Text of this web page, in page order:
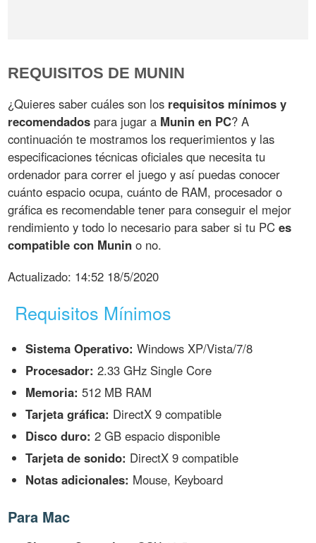
REQUISITOS DE MUNIN
¿Quieres saber cuáles son los requisitos mínimos y
recomendados para jugar a Munin en PC? A
continuación te mostramos los requerimientos y las
especificaciones técnicas oficiales que necesita tu
ordenador para correr el juego y así puedas conocer
cuánto espacio ocupa, cuánto de RAM, procesador o
gráfica es recomendable tener para conseguir el mejor
rendimiento y todo lo necesario para saber si tu PCes
compatible con Munin o no.
Actualizado: 14:52 18/5/2020
Requisitos Mínimos
Sistema Operativo: Windows XP/Vista/7/8
Procesador: 2.33 GHz Single Core
Memoria: 512 MB RAM
Tarjeta gráfica: DirectX 9 compatible
Disco duro: 2 GB espacio disponible
Tarjeta de sonido: DirectX 9 compatible
Notas adicionales: Mouse, Keyboard
Para Mac